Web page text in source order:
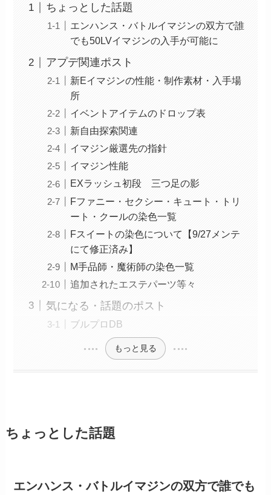
ちょっとした話題
エンハンス・バトルイマジンの双方で誰
でも50LVイマジンの入手が可能に
アプデ関連ポスト
新Eイマジンの性能・制作素材・入手場
所
イベントアイテムのドロップ表
新自由探索関連
イマジン厳選先の指針
イマジン性能
EXラッシュ初段 三つ足の影
Fファニー・セクシー・キュート・トリ
ート・クールの染色一覧
Fスイートの染色について【9/27メンテ
にて修正済み】
M手品師・魔術師の染色一覧
追加されたエステパーツ等々
気になる・話題のポスト
ブルプロDB
もっと見る
ちょっとした話題
エンハンス・バトルイマジンの双方で誰でも